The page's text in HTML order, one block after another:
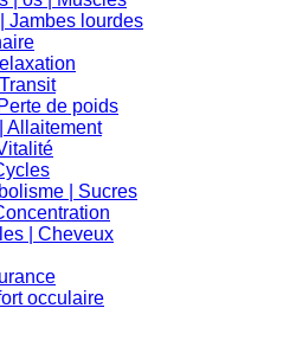
Jambes lourdes
de poids
Allaitement
| Sucres
| Cheveux
occulaire